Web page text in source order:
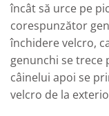
încât să urce pe
corespunzător
închidere velcro,
genunchi se trece
câinelui apoi se
velcro de la